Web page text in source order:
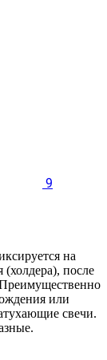
9
на
после
или
свечи.